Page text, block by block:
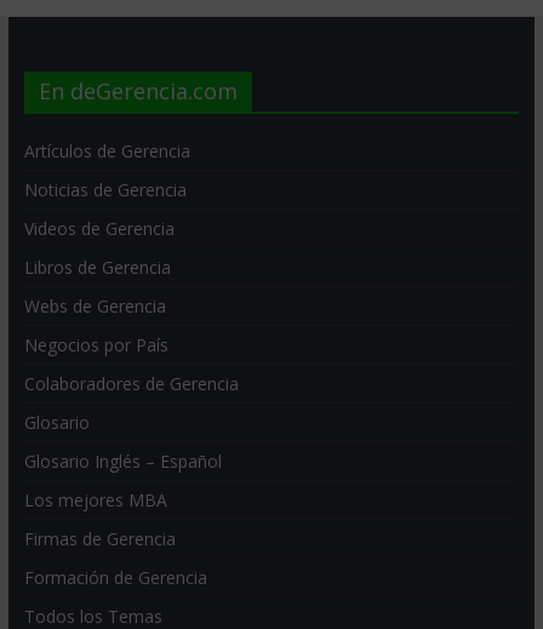
En deGerencia.com
Artículos de Gerencia
Noticias de Gerencia
Videos de Gerencia
Libros de Gerencia
Webs de Gerencia
Negocios por País
Colaboradores de Gerencia
Glosario
Glosario Inglés – Español
Los mejores MBA
Firmas de Gerencia
Formación de Gerencia
Todos los Temas